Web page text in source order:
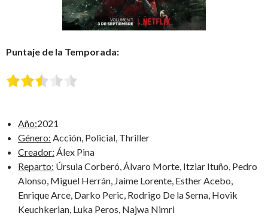
Puntaje de la Temporada:
Año:2021
Género: Acción, Policial, Thriller
Creador: Álex Pina
Reparto: Úrsula Corberó, Álvaro Morte, Itziar Ituño, Pedro
Alonso, Miguel Herrán, Jaime Lorente, Esther Acebo,
Enrique Arce, Darko Peric, Rodrigo De la Serna, Hovik
Keuchkerian, Luka Peros, Najwa Nimri